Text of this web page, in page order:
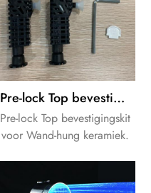
Pre-lock Top bevestigingskit voor Wand-hung Pan
Pre-lock Top bevestigingskit
voor Wand-hung keramiek.